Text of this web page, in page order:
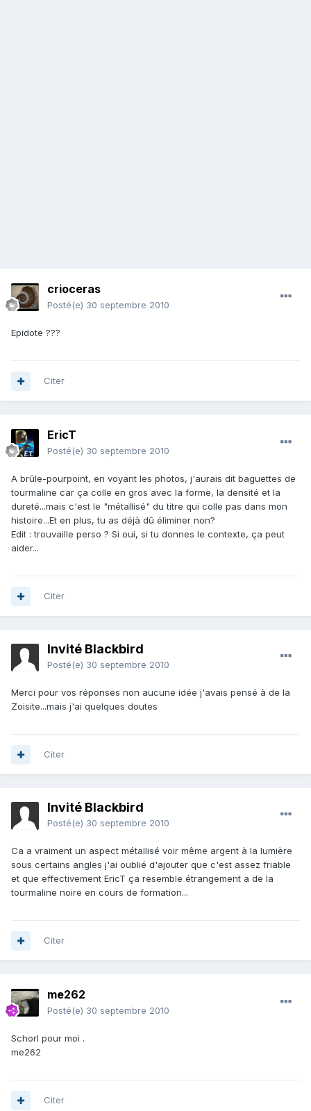
crioceras
Posté(e) 30 septembre 2010
Epidote ???
Citer
EricT
Posté(e) 30 septembre 2010
A brûle-pourpoint, en voyant les photos, j'aurais dit baguettes de
tourmaline car ça colle en gros avec la forme, la densité et la
dureté...mais c'est le "métallisé" du titre qui colle pas dans mon
histoire...Et en plus, tu as déjà dû éliminer non?
Edit : trouvaille perso ? Si oui, si tu donnes le contexte, ça peut
aider...
Citer
Invité Blackbird
Posté(e) 30 septembre 2010
Merci pour vos réponses non aucune idée j'avais pensé à de la
Zoisite...mais j'ai quelques doutes
Citer
Invité Blackbird
Posté(e) 30 septembre 2010
Ca a vraiment un aspect métallisé voir même argent à la lumière
sous certains angles j'ai oublié d'ajouter que c'est assez friable
et que effectivement EricT ça resemble étrangement a de la
tourmaline noire en cours de formation...
Citer
me262
Posté(e) 30 septembre 2010
Schorl pour moi .
me262
Citer